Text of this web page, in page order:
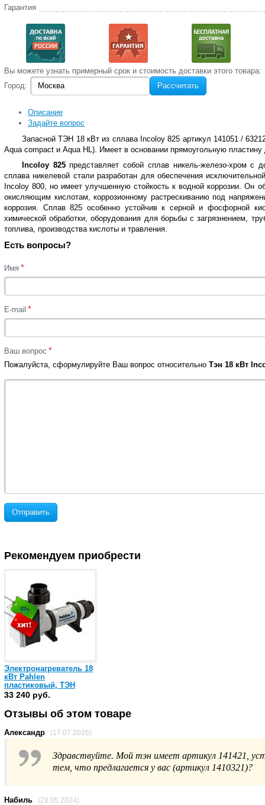
Гарантия
Вы‌ можете‌ узнать‌ примерный срок и стоимость‌ доставки этого товара:
Город:
Рассчитать
Описание
Задайте вопрос
Запасной ТЭН 18 кВт из сплава Incoloy 825 артикул 141051 /
Aqua compact и Aqua HL). Имеет в основании прямоугольную пластину
Incoloy 825 представляет собой сплав никель-железо-хром с
сплава никелевой стали разработан для обеспечения
Incoloy 800, но имеет улучшенную стойкость к водной коррозии. Он
окисляющим кислотам, коррозионному растрескиванию под
коррозия. Сплав 825 особенно устойчив к серной и фосфорной
химической обработки, оборудования для борьбы с загрязнением,
топлива, производства кислоты и травления.
Есть вопросы?
Имя *
E-mail *
Ваш вопрос *
Пожалуйста, сформулируйте Ваш вопрос относительно Тэн 18 кВт
Отправить
Рекомендуем приобрести
Электронагреватель 18
кВт Pahlen
пластиковый, ТЭН
Incoloy, датчик потока
(141605)
33 240 руб.
Отзывы об этом товаре
Александр (17.07.2026)
Здравствуйте. Мой тэн имеет артикул 141421,
тем, что предлагается у вас (артикул 1410321)?
Набиль (28.05.2024)